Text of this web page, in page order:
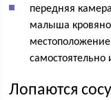
передняя
малыша
Лопаются